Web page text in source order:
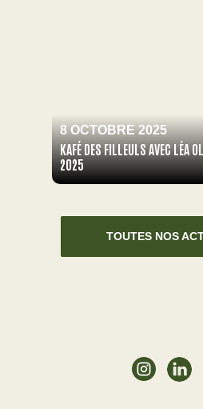
8 OCTOBRE 2025
KAFÉ DES FILLEULS AVEC LÉA
2025
TOUTES NOS